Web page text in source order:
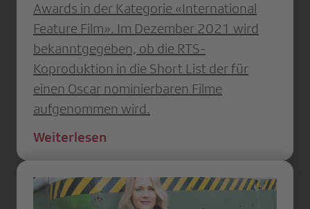
Awards in der Kategorie «International
Feature Film». Im Dezember 2021 wird
bekanntgegeben, ob die RTS-
Koproduktion in die Short List der für
einen Oscar nominierbaren Filme
aufgenommen wird.
Weiterlesen